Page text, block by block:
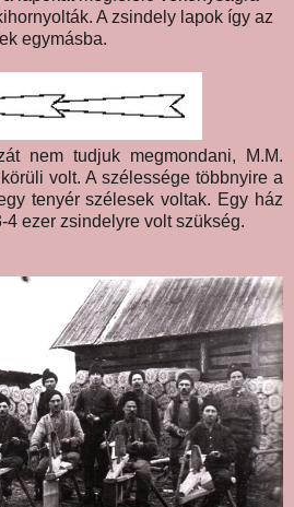
A zsindely lapok így az
egymásba.
nem tudjuk megmondani, M.M.
volt. A szélessége többnyire a
tenyér szélesek voltak. Egy ház
4 ezer zsindelyre volt szükség.